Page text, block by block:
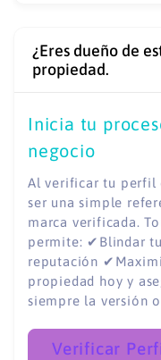
¿Eres dueño de
propiedad.
Inicia tu
negocio
Al verificar tu perfil
ser una simple
marca verificada.
permite: ✔Blindar
reputación
propiedad hoy y
siempre la versión
Verificar